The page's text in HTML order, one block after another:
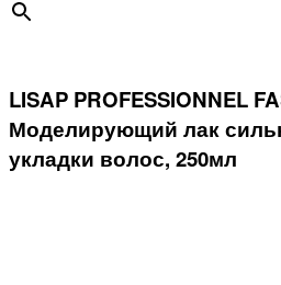
LISAP PROFESSIONNEL
Моделирующий лак
укладки волос, 250мл